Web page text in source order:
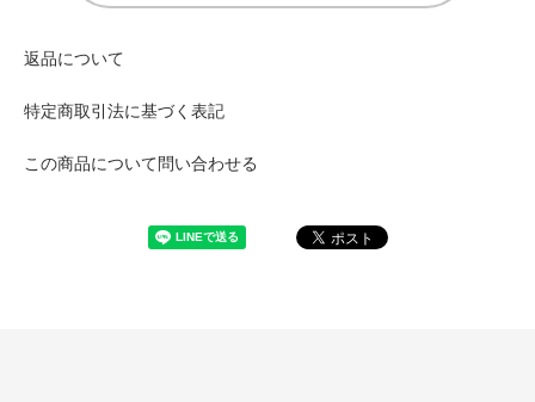
返品について
特定商取引法に基づく表記
この商品について問い合わせる